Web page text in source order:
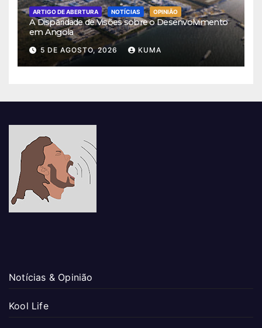
ARTIGO DE ABERTURA NOTÍCIAS OPINIÃO
A Disparidade de Visões sobre o Desenvolvimento
em Angola
5 DE AGOSTO, 2026 KUMA
Notícias & Opinião
Kool Life